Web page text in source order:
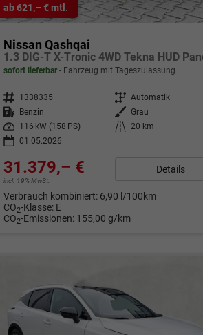
ab 621,– € mtl.
Nissan Qashqai
1.3 DIG-T X-Tronic 4WD Tekna HUD
sofort lieferbar Fahrzeug mit Tageszulassung
Fahrzeugnr. 1338335 Getriebe Automatik
Kraftstoff
Benzin Außenfarbe
Grau
Leistung
116 kW (158 PS) Kilometerstand 20 km
01.05.2026
31.379,– €
incl. 19% MwSt.
Details
Verbrauch kombiniert: 6,90 l/100km
CO2-Klasse: E
CO2-Emissionen: 155,00 g/km